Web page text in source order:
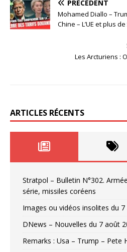
PRÉCÉDENT
Mohamed Diallo –
Chine – L’UE et plus
Les Arcturiens :
ARTICLES RÉCENTS
Stratpol – Bulletin N°302.
série, missiles coréens
Images ou vidéos insolites du
DNews – Nouvelles du 7 août
Remarks : Usa – Trump – Pete